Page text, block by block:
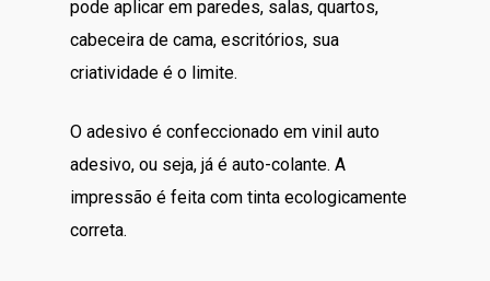
pode aplicar em paredes, salas, quartos,
cabeceira de cama, escritórios, sua
criatividade é o limite.
O adesivo é confeccionado em vinil auto
adesivo, ou seja, já é auto-colante. A
impressão é feita com tinta ecologicamente
correta.